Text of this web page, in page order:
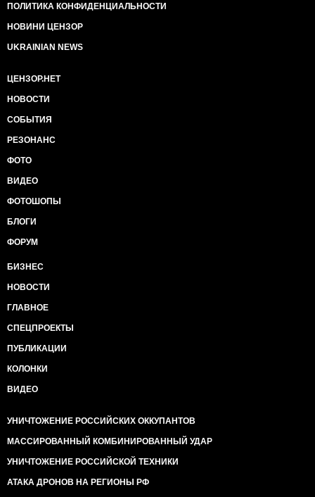
ПОЛИТИКА КОНФИДЕНЦИАЛЬНОСТИ
НОВИНИ ЦЕНЗОР
UKRAINIAN NEWS
ЦЕНЗОР.НЕТ
НОВОСТИ
СОБЫТИЯ
РЕЗОНАНС
ФОТО
ВИДЕО
ФОТОШОПЫ
БЛОГИ
ФОРУМ
БИЗНЕС
НОВОСТИ
ГЛАВНОЕ
СПЕЦПРОЕКТЫ
ПУБЛИКАЦИИ
КОЛОНКИ
ВИДЕО
УНИЧТОЖЕНИЕ РОССИЙСКИХ ОККУПАНТОВ
МАССИРОВАННЫЙ КОМБИНИРОВАННЫЙ УДАР
УНИЧТОЖЕНИЕ РОССИЙСКОЙ ТЕХНИКИ
АТАКА ДРОНОВ НА РЕГИОНЫ РФ